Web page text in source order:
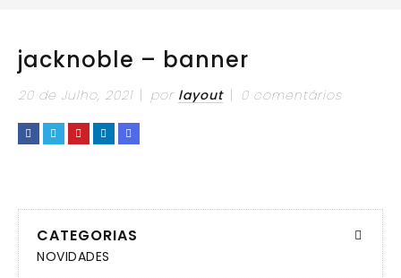
jacknoble – banner
20 de Julho, 2021 por layout 0 comentários
CATEGORIAS
NOVIDADES